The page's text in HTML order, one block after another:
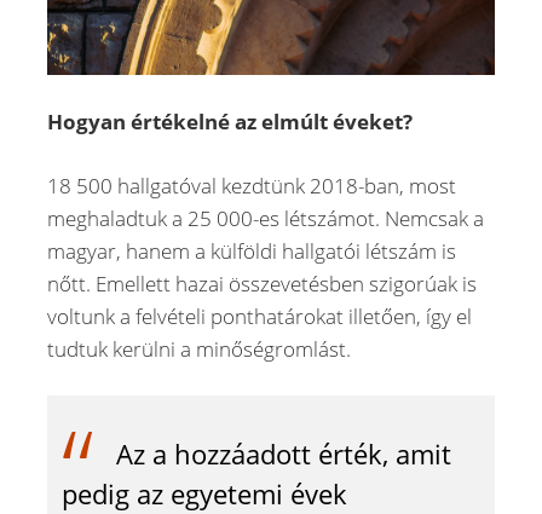
Hogyan értékelné az elmúlt éveket?
18 500 hallgatóval kezdtünk 2018-ban, most
meghaladtuk a 25 000-es létszámot. Nemcsak a
magyar, hanem a külföldi hallgatói létszám is
nőtt. Emellett hazai összevetésben szigorúak is
voltunk a felvételi ponthatárokat illetően, így el
tudtuk kerülni a minőségromlást.
Az a hozzáadott érték, amit
pedig az egyetemi évek